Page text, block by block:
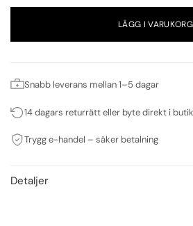
LÄGG I VARUKORG
Snabb leverans mellan 1–5 dagar
14 dagars returrätt eller byte direkt i butik
Trygg e-handel – säker betalning
Detaljer